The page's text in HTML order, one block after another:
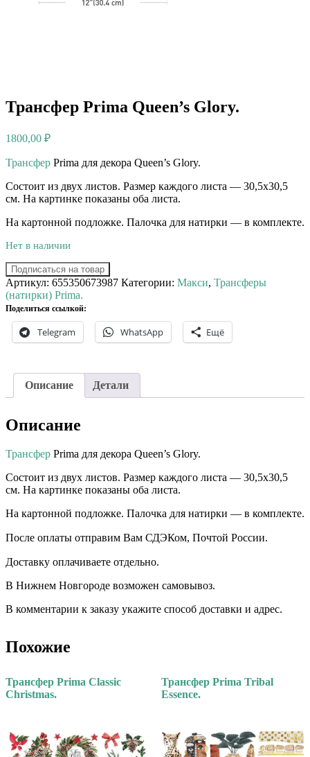
Трансфер Prima Queen’s Glory.
1800,00 ₽
Трансфер Prima для декора Queen’s Glory.
Состоит из двух листов. Размер каждого листа — 30,5х30,5
см. На картинке показаны оба листа.
На картонной подложке. Палочка для натирки — в комплекте.
Нет в наличии
Подписаться на товар
Артикул: 655350673987 Категории: Макси, Трансферы
(натирки) Prima.
Поделиться ссылкой:
Telegram WhatsApp Ещё
Описание Детали
Описание
Трансфер Prima для декора Queen’s Glory.
Состоит из двух листов. Размер каждого листа — 30,5х30,5
см. На картинке показаны оба листа.
На картонной подложке. Палочка для натирки — в комплекте.
После оплаты отправим Вам СДЭКом, Почтой России. ⠀⠀
Доставку оплачиваете отдельно. ⠀⠀ ⠀⠀
В Нижнем Новгороде возможен самовывоз.
В комментарии к заказу укажите способ доставки и адрес.
Похожие
Трансфер Prima Classic
Christmas.
Трансфер Prima Tribal
Essence.